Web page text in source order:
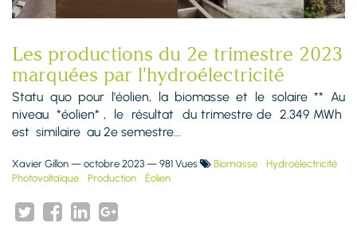
Les productions du 2e trimestre 2023
marquées par l'hydroélectricité
Statu quo pour l'éolien, la biomasse et le solaire ** Au
niveau *éolien* , le résultat du trimestre de 2.349 MWh
est similaire au 2e semestre...
Xavier Gillon — octobre 2023 — 981 Vues Biomasse
Hydroélectricité
Photovoltaïque
Production Éolien